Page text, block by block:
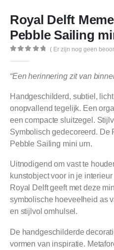
Royal Delft
Pebble Sailing
( Er zijn nog geen
“Een herinnering zit van
Handgeschilderd, subtiel,
onopvallend tegelijk. Een
een compacte sluitzegel.
Symbolisch gedecoreerd. De
Pebble Sailing mini urn.
Uitnodigend om vast te
kunstobject voor in je
Royal Delft geeft met deze
symbolische hoeveelheid as
en stijlvol omhulsel.
De handgeschilderde
vormen van inspiratie.